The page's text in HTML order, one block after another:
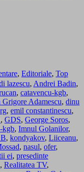
, Editoriale, Top
lazescu, Andrei Badin,
, catavencu-kgb,
Grigore Adamescu, dinu
, emil constantinescu,
, GDS, George Soros,
kgb, Imnul Golanilor,
, kondyakov, Liiceanu,
, nasul, ofer,
ei, presedinte
, Realitatea TV,